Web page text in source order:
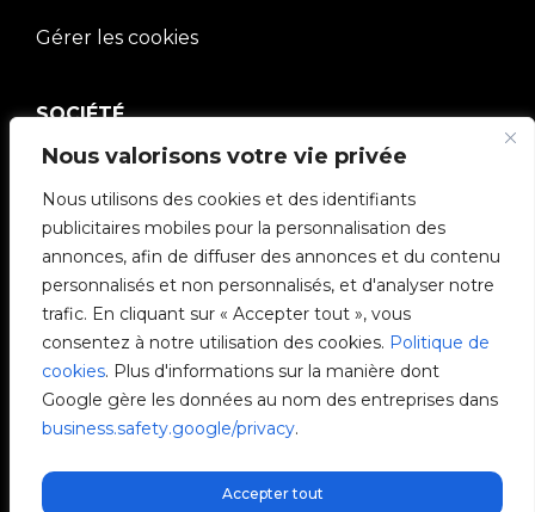
Nous valorisons votre vie privée
Nous utilisons des cookies et des identifiants
publicitaires mobiles pour la personnalisation des
annonces, afin de diffuser des annonces et du contenu
personnalisés et non personnalisés, et d'analyser notre
trafic. En cliquant sur « Accepter tout », vous
consentez à notre utilisation des cookies. Politique de
cookies. Plus d'informations sur la manière dont
Google gère les données au nom des entreprises dans
business.safety.google/privacy.
Accepter tout
Gérer les cookies
SOCIÉTÉ
Communauté V2C
e-Chargers
V2C Cloud
V2C Payments
Blog